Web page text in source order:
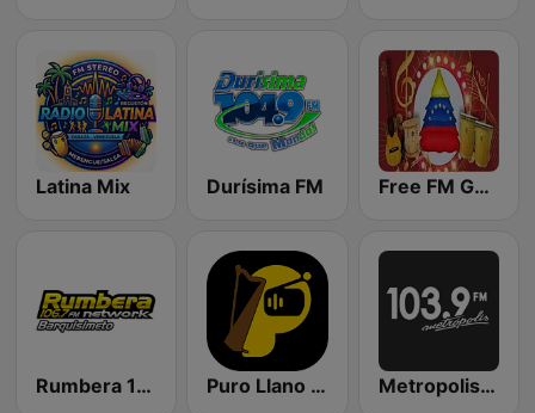
Latina Mix Durísima FM Free FM Gaita
Rumbera 106.7 Puro Llano Radio Metropolis 103.9 FM